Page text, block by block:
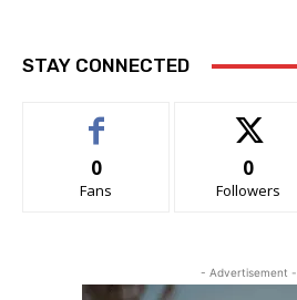
STAY CONNECTED
0
Fans
0
Followers
- Advertisement -